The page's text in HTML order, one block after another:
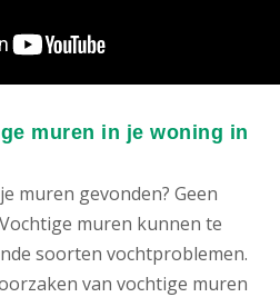
muren in je woning in
muren gevonden? Geen
muren kunnen te
soorten vochtproblemen.
van vochtige muren